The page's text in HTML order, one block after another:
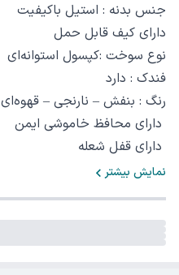
جنس بدنه : استیل باکیفیت
دارای کیف قابل حمل
نوع سوخت :کپسول استوانه‌ای
فندک : دارد
رنگ : بنفش – نارنجی – قهوه‌ای
دارای محافظ خاموشی ایمن
دارای قفل شعله
نمایش بیشتر